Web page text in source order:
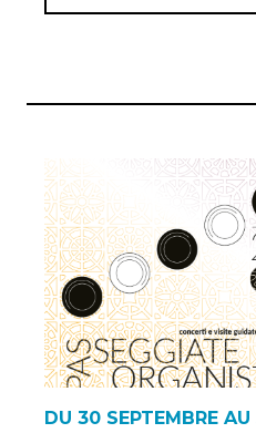
DU 30 SEPTEMBRE